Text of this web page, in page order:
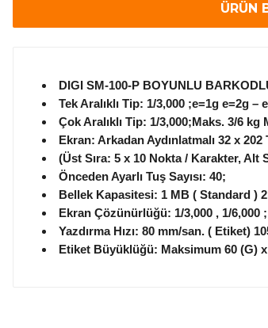
ÜRÜN
DIGI SM-100-P BOYUNLU
Tek Aralıklı Tip: 1/3,000 ;e=1g e=2g
Çok Aralıklı Tip: 1/3,000;Maks. 3/6
Ekran: Arkadan Aydınlatmalı 32 x
(Üst Sıra: 5 x 10 Nokta / Karakter,
Önceden Ayarlı Tuş Sayısı: 40;
Bellek Kapasitesi: 1 MB ( Standard )
Ekran Çözünürlüğü: 1/3,000 , 1/6,000
Yazdırma Hızı: 80 mm/san. (
Etiket Büyüklüğü: Maksimum 60